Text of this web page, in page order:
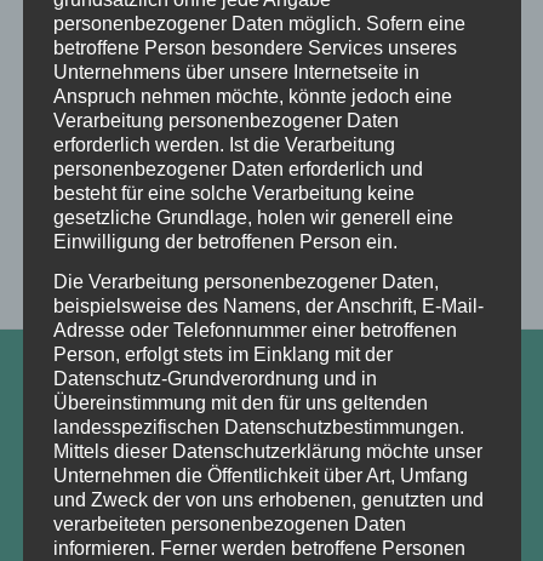
Previous Lektion
Eintrag teilen
FINDEN
KONTAKT
personenbezogener Daten möglich. Sofern eine
betroffene Person besondere Services unseres
Unternehmens über unsere Internetseite in
Anspruch nehmen möchte, könnte jedoch eine
Verarbeitung personenbezogener Daten
erforderlich werden. Ist die Verarbeitung
personenbezogener Daten erforderlich und
besteht für eine solche Verarbeitung keine
gesetzliche Grundlage, holen wir generell eine
Einwilligung der betroffenen Person ein.
Die Verarbeitung personenbezogener Daten,
beispielsweise des Namens, der Anschrift, E-Mail-
Adresse oder Telefonnummer einer betroffenen
Person, erfolgt stets im Einklang mit der
Datenschutz-Grundverordnung und in
Übereinstimmung mit den für uns geltenden
landesspezifischen Datenschutzbestimmungen.
Mittels dieser Datenschutzerklärung möchte unser
Unternehmen die Öffentlichkeit über Art, Umfang
und Zweck der von uns erhobenen, genutzten und
verarbeiteten personenbezogenen Daten
informieren. Ferner werden betroffene Personen